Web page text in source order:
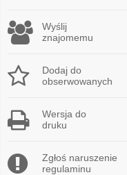
Wyślij
znajomemu
Dodaj do
obserwowanych
Wersja do
druku
Zgłoś naruszenie
regulaminu